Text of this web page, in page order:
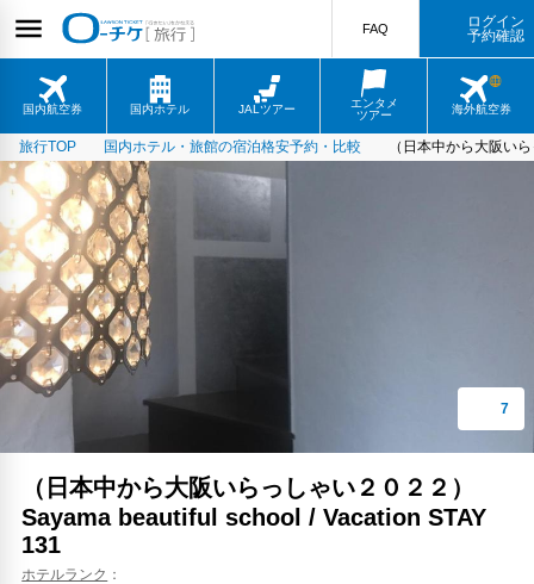
国内航空券 国内ホテル JALツアー
エンタメ
ツアー
海外航空券
FAQ
ログイン
予約確認
旅行TOP 国内ホテル・旅館の宿泊格安予約・比較 （日本中から大阪い
（日本中から大阪いらっしゃい２０２２）
Sayama beautiful school / Vacation STAY
131
ホテルランク